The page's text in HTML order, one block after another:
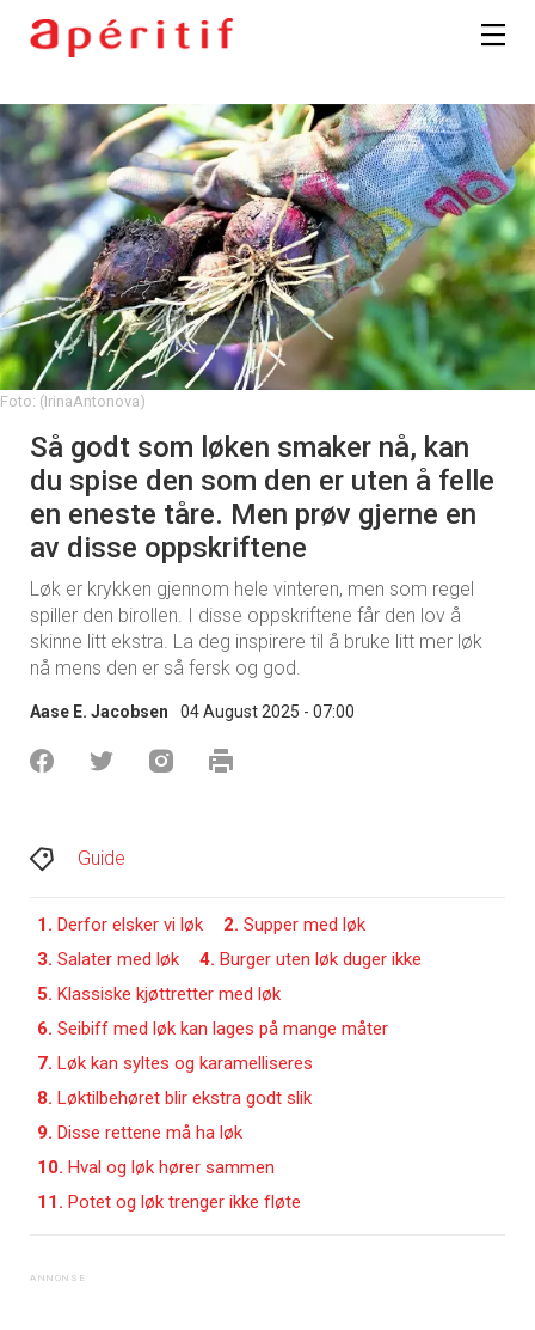
Foto: (IrinaAntonova)
Så godt som løken smaker nå, kan
du spise den som den er uten å felle
en eneste tåre. Men prøv gjerne en
av disse oppskriftene
Løk er krykken gjennom hele vinteren, men som regel
spiller den birollen. I disse oppskriftene får den lov å
skinne litt ekstra. La deg inspirere til å bruke litt mer løk
nå mens den er så fersk og god.
Aase E. Jacobsen 04 August 2025 - 07:00
Guide
1. Derfor elsker vi løk 2. Supper med løk
3. Salater med løk 4. Burger uten løk duger ikke
5. Klassiske kjøttretter med løk
6. Seibiff med løk kan lages på mange måter
7. Løk kan syltes og karamelliseres
8. Løktilbehøret blir ekstra godt slik
9. Disse rettene må ha løk
10. Hval og løk hører sammen
11. Potet og løk trenger ikke fløte